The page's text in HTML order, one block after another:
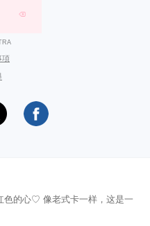
項
色的心♡ 像老式卡一样，这是一